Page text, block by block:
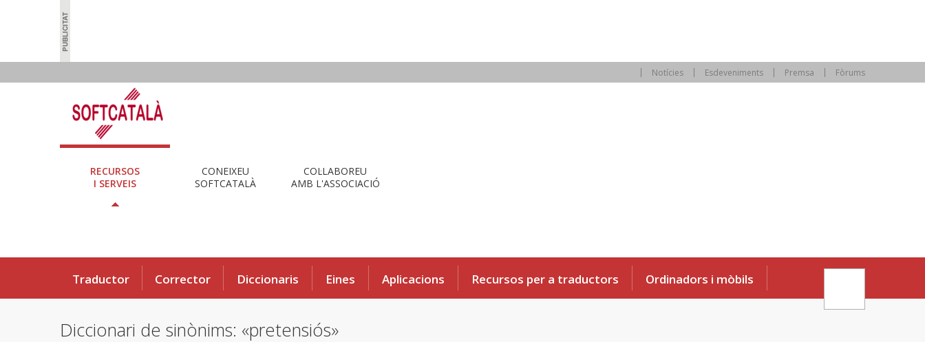
Notícies Esdeveniments Premsa Fòrums
RECURSOS
I SERVEIS
CONEIXEU
SOFTCATALÀ
COL·LABOREU
AMB L'ASSOCIACIÓ
Traductor Corrector Diccionaris Eines Aplicacions Recursos per a traductors Ordinadors i mòbils
Diccionari de sinònims: «pretensiós»